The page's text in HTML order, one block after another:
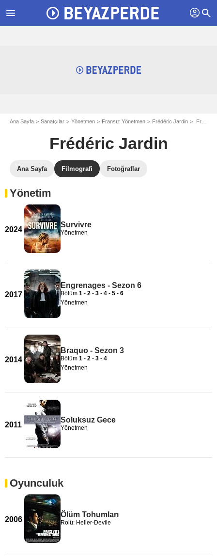
menu profil search
Ana Sayfa Sanatçılar Yönetmen Fransız Yönetmen Frédéric Jardin Frédéric Jardin filmografi
Frédéric Jardin
Ana Sayfa Filmografi Fotoğraflar
Yönetim
2024
Survivre
Yönetmen
2017
Engrenages - Sezon 6
Bölüm 1 - 2 - 3 - 4 - 5 - 6
Yönetmen
2014
Braquo - Sezon 3
Bölüm 1 - 2 - 3 - 4
Yönetmen
2011
Soluksuz Gece
Yönetmen
Oyunculuk
2006
Ölüm Tohumları
Rolü: Heller-Devile